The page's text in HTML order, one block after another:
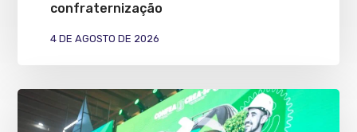
confraternização
4 DE AGOSTO DE 2026